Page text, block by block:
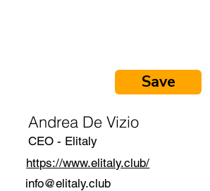
Save
Andrea De Vizio
CEO - Elitaly
https://www.elitaly.club/
info@elitaly.club